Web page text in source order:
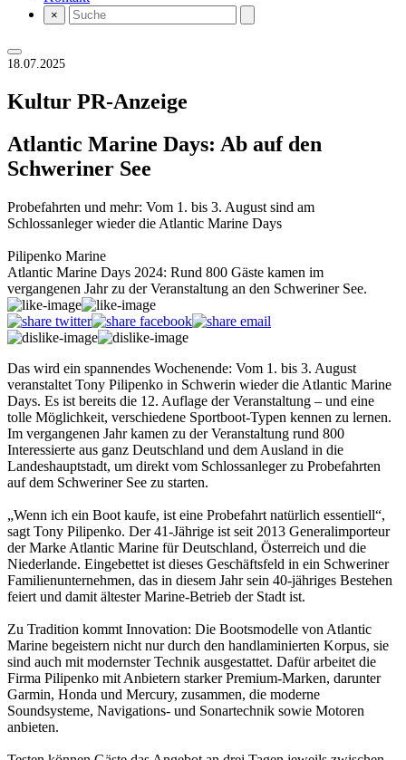
×
18.07.2025
Kultur PR-Anzeige
Atlantic Marine Days: Ab auf den
Schweriner See
Probefahrten und mehr: Vom 1. bis 3. August sind am
Schlossanleger wieder die Atlantic Marine Days
Pilipenko Marine
Atlantic Marine Days 2024: Rund 800 Gäste kamen im
vergangenen Jahr zu der Veranstaltung an den Schweriner See.
Das wird ein spannendes Wochenende: Vom 1. bis 3. August
veranstaltet Tony Pilipenko in Schwerin wieder die Atlantic Marine
Days. Es ist bereits die 12. Auflage der Veranstaltung – und eine
tolle Möglichkeit, verschiedene Sportboot-Typen kennen zu lernen.
Im vergangenen Jahr kamen zu der Veranstaltung rund 800
Interessierte aus ganz Deutschland und dem Ausland in die
Landeshauptstadt, um direkt vom Schlossanleger zu Probefahrten
auf dem Schweriner See zu starten.
„Wenn ich ein Boot kaufe, ist eine Probefahrt natürlich essentiell“,
sagt Tony Pilipenko. Der 41-Jährige ist seit 2013 Generalimporteur
der Marke Atlantic Marine für Deutschland, Österreich und die
Niederlande. Eingebettet ist dieses Geschäftsfeld in ein Schweriner
Familienunternehmen, das in diesem Jahr sein 40-jähriges Bestehen
feiert und damit ältester Marine-Betrieb der Stadt ist.
Zu Tradition kommt Innovation: Die Bootsmodelle von Atlantic
Marine begeistern nicht nur durch den handlaminierten Korpus, sie
sind auch mit modernster Technik ausgestattet. Dafür arbeitet die
Firma Pilipenko mit Anbietern starker Premium-Marken, darunter
Garmin, Honda und Mercury, zusammen, die moderne
Soundsysteme, Navigations- und Sonartechnik sowie Motoren
anbieten.